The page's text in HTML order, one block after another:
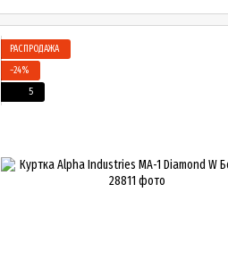
РАСПРОДАЖА
−24%
5